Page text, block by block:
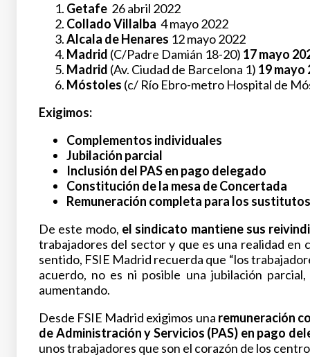
Getafe 26 abril 2022
Collado Villalba 4 mayo 2022
Alcala de Henares 12 mayo 2022
Madrid (C/Padre Damián 18-20) 17 mayo
Madrid (Av. Ciudad de Barcelona 1) 19 mayo
Móstoles (c/ Río Ebro-metro Hospital de
Exigimos:
Complementos individuales
Jubilación parcial
Inclusión del PAS en pago delegado
Constitución de la mesa de Concertada
Remuneración completa para los sustitutos
De este modo, el sindicato mantiene sus
trabajadores del sector y que es una realidad en
sentido, FSIE Madrid recuerda que “los
acuerdo, no es ni posible una jubilación
aumentando.
Desde FSIE Madrid exigimos una remuneración
de Administración y Servicios (PAS) en pago
unos trabajadores que son el corazón de los